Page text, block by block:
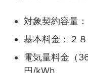
対象契約容量
基本料金：２
電気量料金（
円/kWh